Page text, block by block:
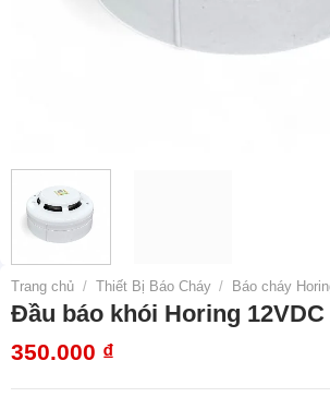
Trang chủ / Thiết Bị Báo Cháy / Báo cháy
Đầu báo khói Horing 12VDC
350.000 ₫